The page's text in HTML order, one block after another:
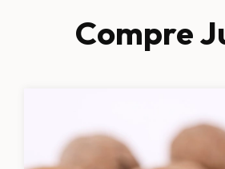
Compre